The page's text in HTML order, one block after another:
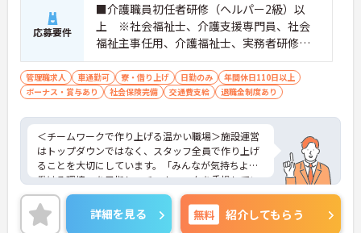
応募要件
■介護職員初任者研修（ヘルパー2級）以
上 ※社会福祉士、介護支援専門員、社会
福祉主事任用、介護福祉士、実務者研修歓
迎 ■管理職、生活相談員、サービス提供責
任者、またはそれらに類する職種での業務
経験をお持ちの方 ■普通自動車免許（AT
管理職求人 車通勤可 寮・借り上げ 日勤のみ
年間休日110日以上
ボーナス・賞与あり
社会保険完備 交通費支給 退職金制度あり
＜チームワークで作り上げる温かい職場＞施設運営
はトップダウンではなく、スタッフ全員で作り上げ
ることを大切にしています。「みんなが気持ちよく
働ける環境」を目指し、チームワークを重視してい
るのが特徴です。裁量が大きく任される部分も多い
ため、アイデアや気配りがダイレクトに施設の雰囲
気を良くし、スタッフの笑顔につながるやりがいを
詳細を見る 無料 紹介してもらう